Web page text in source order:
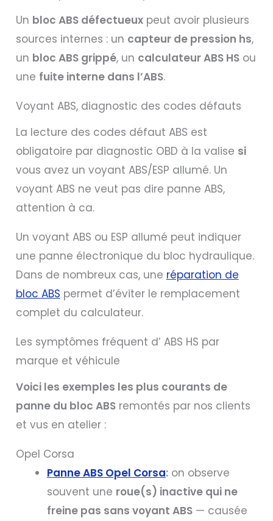
Un bloc ABS défectueuxpeut avoir plusieurs
sources internes : un capteur de pression hs,
un bloc ABS grippé, un calculateur ABS HSou
une fuite interne dans l’ABS.
Voyant ABS, diagnostic des codes défauts
La lecture des codes défaut ABS est
obligatoire par diagnostic OBD à la valise si
vous avez un voyant ABS/ESP allumé. Un
voyant ABS ne veut pas dire panne ABS,
attention à ca.
Un voyant ABS ou ESP allumé peut indiquer
une panne électronique du bloc hydraulique.
Dans de nombreux cas, une réparation de
bloc ABS permet d’éviter le remplacement
complet du calculateur.
Les symptômes fréquent d’ ABS HS par
marque et véhicule
Voici les exemples les plus courants de
panne du bloc ABSremontés par nos clients
et vus en atelier :
Opel Corsa
Panne ABS Opel Corsa:on observe
souvent une roue(s) inactive qui ne
freine pas sans voyant ABS— causée